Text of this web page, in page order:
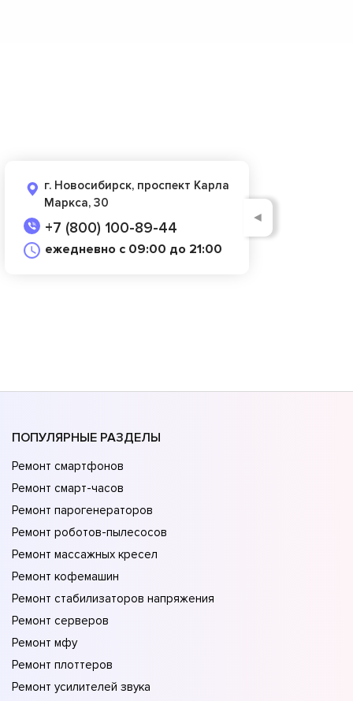
г. Новосибирск, проспект Карла
Маркса, 30
+7 (800) 100-89-44
ежедневно с 09:00 до 21:00
◄
ПОПУЛЯРНЫЕ РАЗДЕЛЫ
Ремонт смартфонов
Ремонт смарт-часов
Ремонт парогенераторов
Ремонт роботов-пылесосов
Ремонт массажных кресел
Ремонт кофемашин
Ремонт стабилизаторов напряжения
Ремонт серверов
Ремонт мфу
Ремонт плоттеров
Ремонт усилителей звука